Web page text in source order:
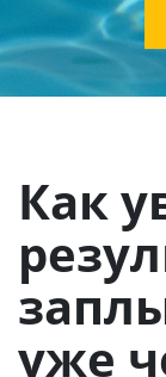
Как
уже